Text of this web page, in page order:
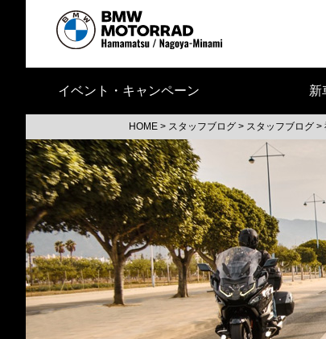
イベント・キャンペーン 新
HOME > スタッフブログ > スタッフブログ >